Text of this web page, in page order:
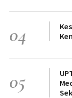
04
05